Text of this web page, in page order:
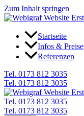
Zum Inhalt springen
Startseite
Infos & Preise
Referenzen
Tel. 0173 812 3035
Tel. 0173 812 3035
Tel. 0173 812 3035
Tel. 0173 812 3035